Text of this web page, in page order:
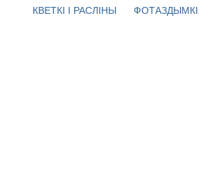
КВЕТКІ І РАСЛІНЫ ФОТАЗДЫМКІ